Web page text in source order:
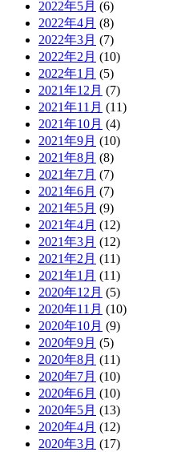
2022年5月 (6)
2022年4月 (8)
2022年3月 (7)
2022年2月 (10)
2022年1月 (5)
2021年12月 (7)
2021年11月 (11)
2021年10月 (4)
2021年9月 (10)
2021年8月 (8)
2021年7月 (7)
2021年6月 (7)
2021年5月 (9)
2021年4月 (12)
2021年3月 (12)
2021年2月 (11)
2021年1月 (11)
2020年12月 (5)
2020年11月 (10)
2020年10月 (9)
2020年9月 (5)
2020年8月 (11)
2020年7月 (10)
2020年6月 (10)
2020年5月 (13)
2020年4月 (12)
2020年3月 (17)